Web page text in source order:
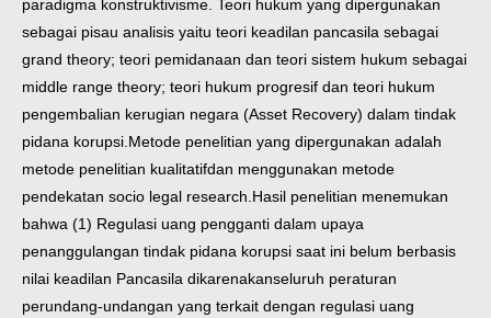
paradigma konstruktivisme. Teori hukum yang dipergunakan
sebagai pisau analisis yaitu teori keadilan pancasila sebagai
grand theory; teori pemidanaan dan teori sistem hukum sebagai
middle range theory; teori hukum progresif dan teori hukum
pengembalian kerugian negara (Asset Recovery) dalam tindak
pidana korupsi.Metode penelitian yang dipergunakan adalah
metode penelitian kualitatifdan menggunakan metode
pendekatan socio legal research.Hasil penelitian menemukan
bahwa (1) Regulasi uang pengganti dalam upaya
penanggulangan tindak pidana korupsi saat ini belum berbasis
nilai keadilan Pancasila dikarenakanseluruh peraturan
perundang-undangan yang terkait dengan regulasi uang